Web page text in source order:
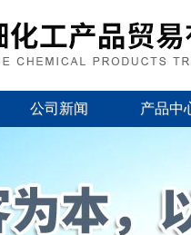
公司新闻 产品中